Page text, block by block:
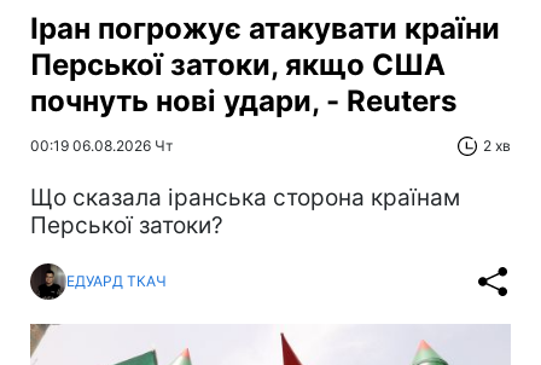
Іран погрожує атакувати країни
Перської затоки, якщо США
почнуть нові удари, - Reuters
00:19 06.08.2026 Чт 2 хв
Що сказала іранська сторона країнам
Перської затоки?
ЕДУАРД ТКАЧ